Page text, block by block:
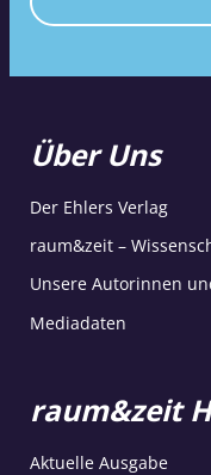
Über Uns
Der Ehlers Verlag
raum&zeit –
Unsere Autorinnen
Mediadaten
raum&zeit
Aktuelle Ausgabe